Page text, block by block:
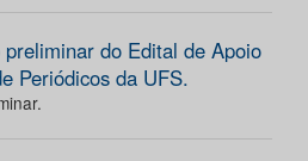
do Edital de Apoio
Periódicos da UFS.